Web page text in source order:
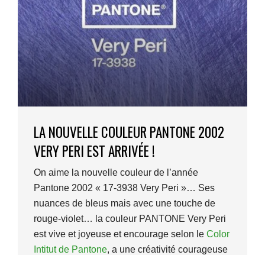
LA NOUVELLE COULEUR PANTONE 2002
VERY PERI EST ARRIVÉE !
On aime la nouvelle couleur de l’année
Pantone 2002 « 17-3938 Very Peri »… Ses
nuances de bleus mais avec une touche de
rouge-violet… la couleur PANTONE Very Peri
est vive et joyeuse et encourage selon le Color
Intitut de Pantone, a une créativité courageuse